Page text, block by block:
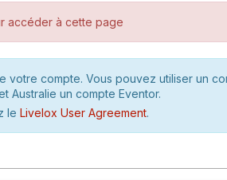
accéder à cette page
votre compte. Vous pouvez utiliser un
Australie un compte Eventor.
le Livelox User Agreement.